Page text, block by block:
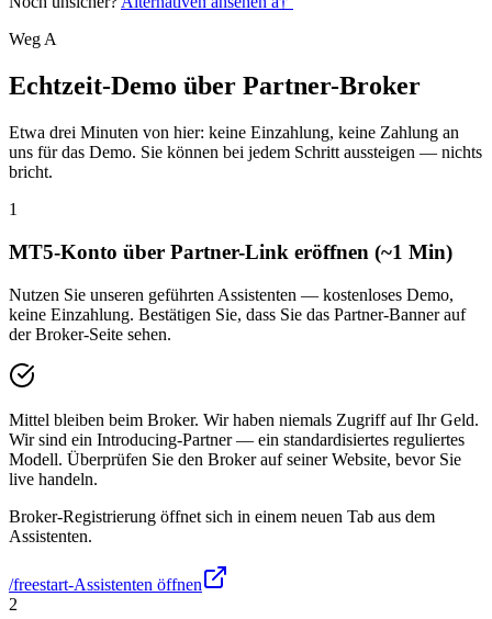
Weg A
Echtzeit-Demo über Partner-Broker
Etwa drei Minuten von hier: keine Einzahlung, keine Zahlung an
uns für das Demo. Sie können bei jedem Schritt aussteigen — nichts
bricht.
1
MT5-Konto über Partner-Link eröffnen (~1 Min)
Nutzen Sie unseren geführten Assistenten — kostenloses Demo,
keine Einzahlung. Bestätigen Sie, dass Sie das Partner-Banner auf
der Broker-Seite sehen.
Mittel bleiben beim Broker. Wir haben niemals Zugriff auf Ihr Geld.
Wir sind ein Introducing-Partner — ein standardisiertes reguliertes
Modell. Überprüfen Sie den Broker auf seiner Website, bevor Sie
live handeln.
Broker-Registrierung öffnet sich in einem neuen Tab aus dem
Assistenten.
/freestart-Assistenten öffnen
2